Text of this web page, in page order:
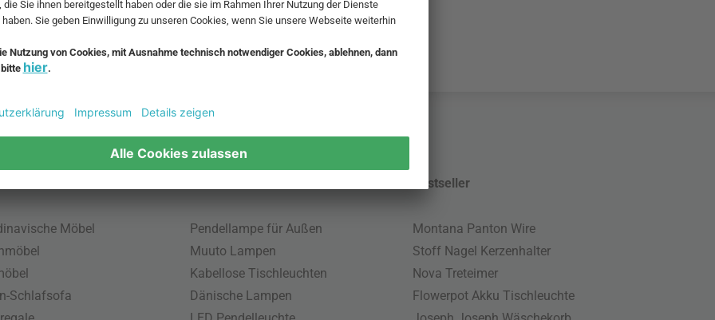
und zzgl.
Möbel
Schlafsofa
Pendellampe für Außen
Muuto Lampen
Kabellose Tischleuchten
Dänische Lampen
Bestseller
Montana Panton Wire
Stoff Nagel Kerzenhalter
Nova Treteimer
Flowerpot Akku Tischleuchte